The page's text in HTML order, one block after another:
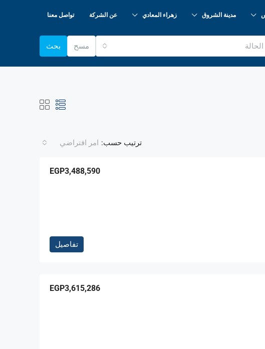
مدينة الشروق زهراء المعادي عن الشركة تواصل معنا
الحالة مسح بحث
ترتيب حسب: امر افتراضي
EGP3,488,590
تفاصيل
EGP3,615,286